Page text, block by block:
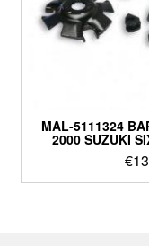
MAL-5111324
2000 SUZUKI
€